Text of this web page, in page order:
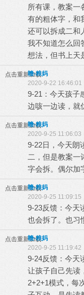
所有课，教案一
有的粗体字，和
还可以拆成二和
我不知道怎么回
想法，但书上天
点击重新加载
赣-粮妈
2020-9-22 16:46:01
9-21：今天孩子
边咳一边读，就
点击重新加载
赣-粮妈
2020-9-25 11:06:03
9-22日，今天朗
二，但是教案一
字会拆。偶尔加
点击重新加载
赣-粮妈
2020-9-25 11:09:15
9-23反馈：今天
也会拆了。也习
点击重新加载
赣-粮妈
2020-9-25 11:19:42
9-24反馈：今天
让孩子自己先读
2+2+1模式，每